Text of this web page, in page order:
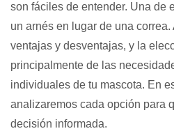
son fáciles de entender. Una de
un arnés en lugar de una
ventajas y desventajas, y la
principalmente de las
individuales de tu mascota. En
analizaremos cada opción para
decisión informada.